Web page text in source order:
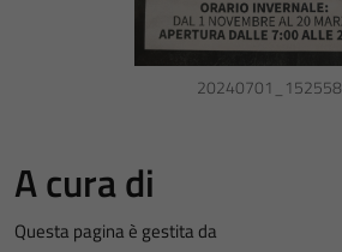
20240701_152558
A cura di
Questa pagina è gestita da